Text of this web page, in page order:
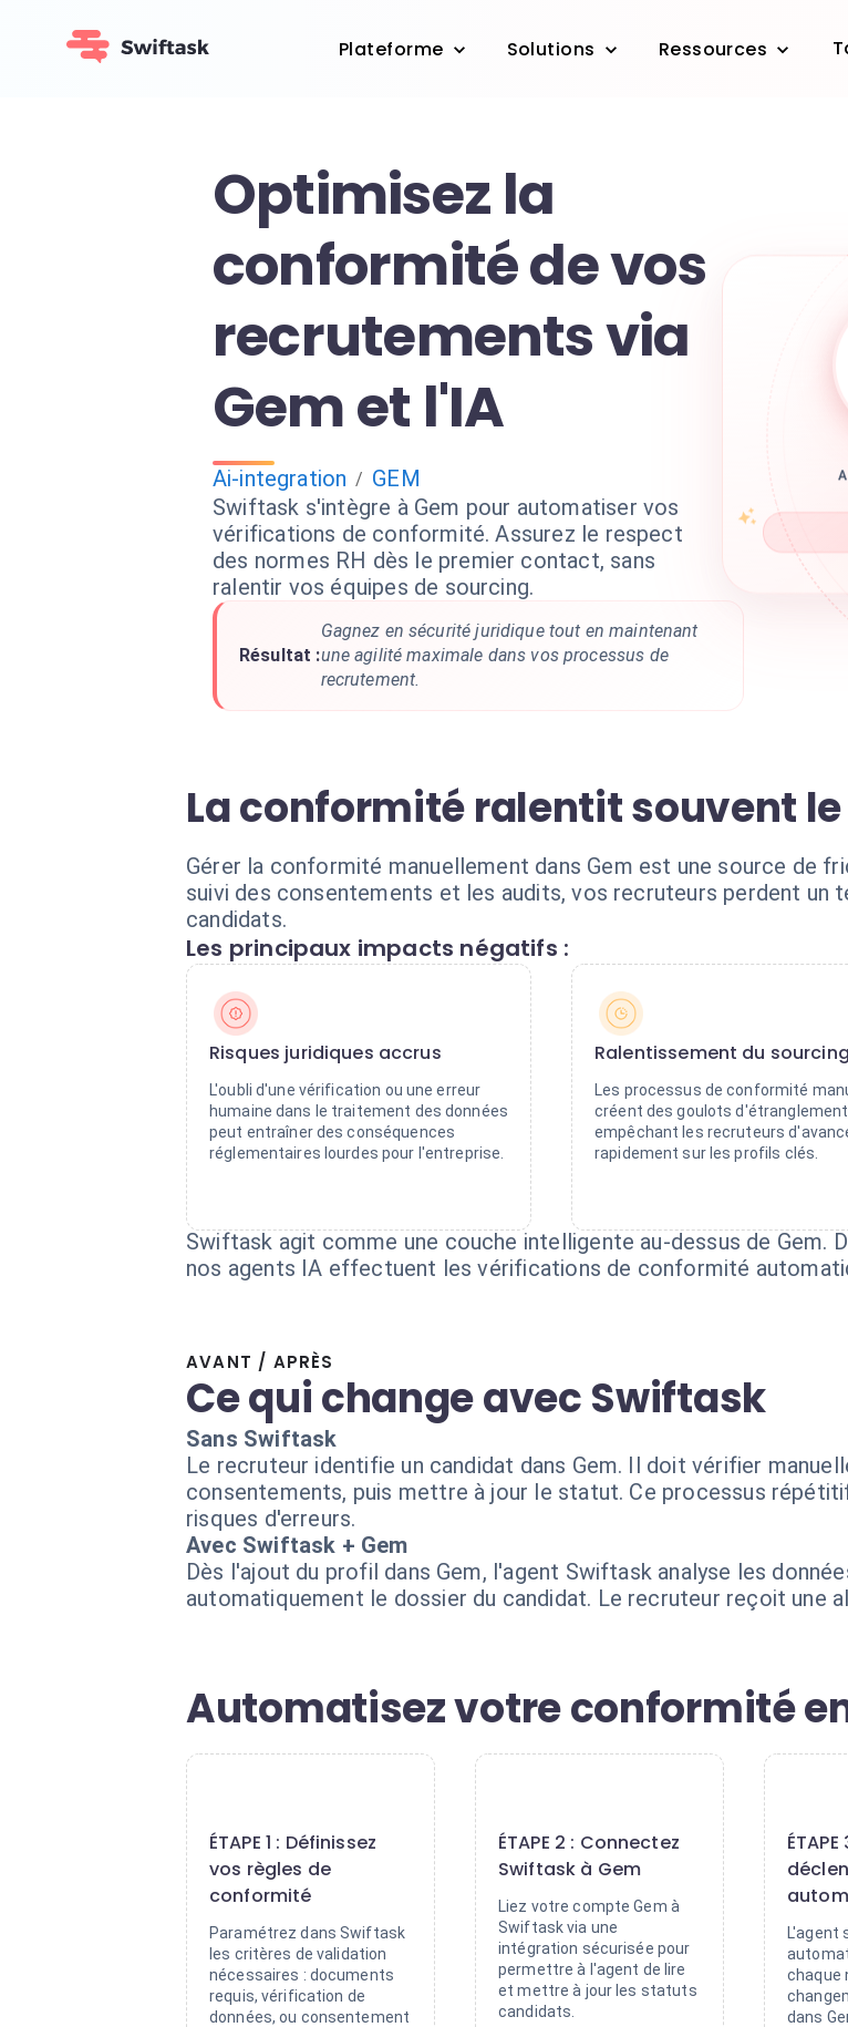
Plateforme Solutions Ressources
Optimisez la
conformité de vos
recrutements via
Gem et l'IA
Ai-integration / GEM
Swiftask s'intègre à Gem pour automatiser vos
vérifications de conformité. Assurez le respect
des normes RH dès le premier contact, sans
ralentir vos équipes de sourcing.
Résultat :
Gagnez en sécurité juridique tout en maintenant
une agilité maximale dans vos processus de
recrutement.
La conformité ralentit souvent
Gérer la conformité manuellement dans Gem est une source de
suivi des consentements et les audits, vos recruteurs perdent un
candidats.
Les principaux impacts négatifs :
Risques juridiques accrus
L'oubli d'une vérification ou une erreur
humaine dans le traitement des données
peut entraîner des conséquences
réglementaires lourdes pour l'entreprise.
Ralentissement du sourcing
Les processus de conformité
créent des goulots
empêchant les recruteurs
rapidement sur les profils clés.
Swiftask agit comme une couche intelligente au-dessus de Gem.
nos agents IA effectuent les vérifications de conformité
AVANT / APRÈS
Ce qui change avec Swiftask
Sans Swiftask
Le recruteur identifie un candidat dans Gem. Il doit vérifier
consentements, puis mettre à jour le statut. Ce processus
risques d'erreurs.
Avec Swiftask + Gem
Dès l'ajout du profil dans Gem, l'agent Swiftask analyse les
automatiquement le dossier du candidat. Le recruteur reçoit une
Automatisez votre conformité
ÉTAPE 1 : Définissez
vos règles de
conformité
Paramétrez dans Swiftask
les critères de validation
nécessaires : documents
requis, vérification de
données, ou consentement
ÉTAPE 2 : Connectez
Swiftask à Gem
Liez votre compte Gem à
Swiftask via une
intégration sécurisée pour
permettre à l'agent de lire
et mettre à jour les statuts
candidats.
L'agent
chaque
dans